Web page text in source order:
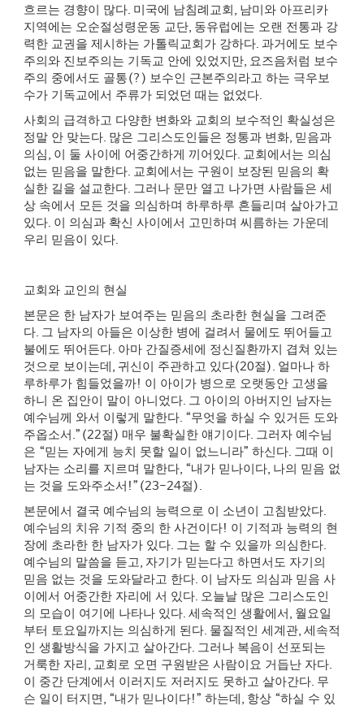
흐르는 경향이 많다. 미국에 남침례교회 , 남미와 아프리카
지역에는 오순절성령운동 교단, 동유럽에는 오랜 전통과 강
력한 교권을 제시하는 가톨릭교회가 강하다. 과거에도 보수
주의와 진보주의는 기독교 안에 있었지만, 요즈음처럼 보수
주의 중에서도 골통(?) 보수인 근본주의라고 하는 극우보
수가 기독교에서 주류가 되었던 때는 없었다.
사회의 급격하고 다양한 변화와 교회의 보수적인 확실성은
정말 안 맞는다. 많은 그리스도인들은 정통과 변화, 믿음과
의심, 이 둘 사이에 어중간하게 끼어있다. 교회에서는 의심
없는 믿음을 말한다. 교회에서는 구원이 보장된 믿음의 확
실한 길을 설교한다. 그러나 문만 열고 나가면 사람들은 세
상 속에서 모든 것을 의심하며 하루하루 흔들리며 살아가고
있다. 이 의심과 확신 사이에서 고민하며 씨름하는 가운데
우리 믿음이 있다.
교회와 교인의 현실
본문은 한 남자가 보여주는 믿음의 초라한 현실을 그려준
다. 그 남자의 아들은 이상한 병에 걸려서 물에도 뛰어들고
불에도 뛰어든다. 아마 간질증세에 정신질환까지 겹쳐 있는
것으로 보이는데 , 귀신이 주관하고 있다(20절). 얼마나 하
루하루가 힘들었을까! 이 아이가 병으로 오랫동안 고생을
하니 온 집안이 말이 아니었다. 그 아이의 아버지인 남자는
예수님께 와서 이렇게 말한다. “무엇을 하실 수 있거든 도와
주옵소서 .”(22절) 매우 불확실한 얘기이다. 그러자 예수님
은 “믿는 자에게 능치 못할 일이 없느니라” 하신다. 그때 이
남자는 소리를 지르며 말한다, “내가 믿나이다, 나의 믿음 없
는 것을 도와주소서 !”(23-24절).
본문에서 결국 예수님의 능력으로 이 소년이 고침받았다.
예수님의 치유 기적 중의 한 사건이다! 이 기적과 능력의 현
장에 초라한 한 남자가 있다. 그는 할 수 있을까 의심한다.
예수님의 말씀을 듣고, 자기가 믿는다고 하면서도 자기의
믿음 없는 것을 도와달라고 한다. 이 남자도 의심과 믿음 사
이에서 어중간한 자리에 서 있다. 오늘날 많은 그리스도인
의 모습이 여기에 나타나 있다. 세속적인 생활에서 , 월요일
부터 토요일까지는 의심하게 된다. 물질적인 세계관, 세속적
인 생활방식을 가지고 살아간다. 그러나 복음이 선포되는
거룩한 자리 , 교회로 오면 구원받은 사람이요 거듭난 자다.
이 중간 단계에서 이러지도 저러지도 못하고 살아간다. 무
슨 일이 터지면 , “내가 믿나이다!” 하는데 , 항상 “하실 수 있